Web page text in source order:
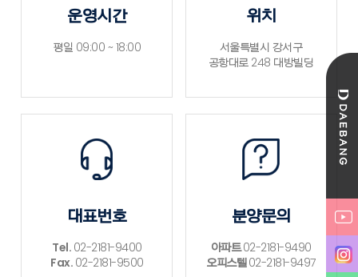
운영시간
평일 09:00 ~ 18:00
위치
서울특별시 강서구
공항대로 248 대방빌딩
대표번호
Tel. 02-2181-9400
Fax. 02-2181-9500
분양문의
아파트02-2181-9490
오피스텔02-2181-9497